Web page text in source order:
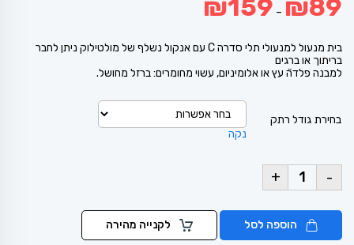
₪89
–
₪159
בית מנעול למנעולי תלי סדרה C עם אנקול נשלף של מולטילוק ניתן לחבר
בריתוך או ברגים
למבנה פלדה̈ עץ או אלומיניום, עשוי מחומרים: ברזל מחושל.
בחירת גודל רתק
נקה
-
+
הוספה לסל לקנייה מהירה